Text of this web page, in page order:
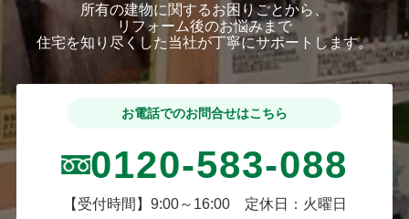
所有の建物に関するお困りごとから、
リフォーム後のお悩みまで
住宅を知り尽くした当社が丁寧にサポートします。
お電話でのお問合せはこちら
0120-583-088
【受付時間】9:00～16:00 定休日：火曜日